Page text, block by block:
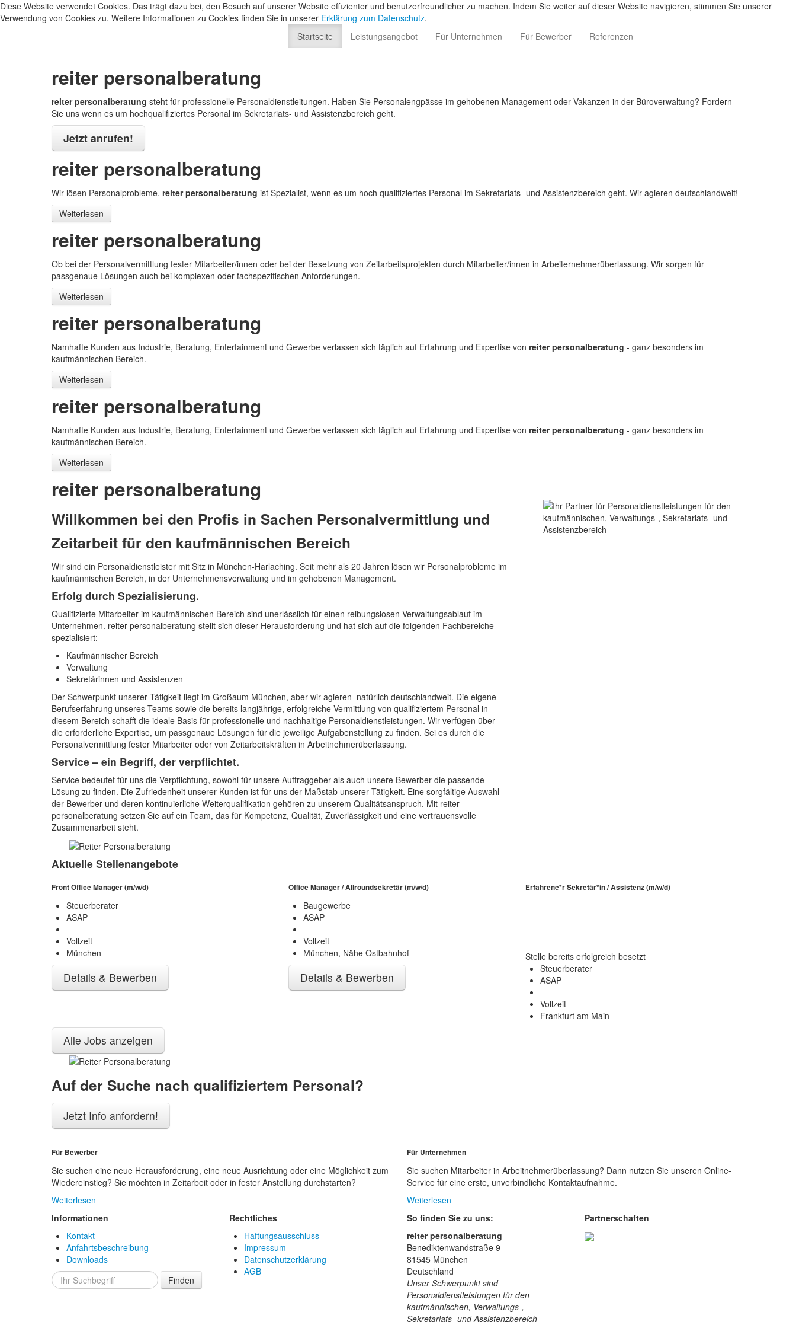
Diese Website verwendet Cookies. Das trägt dazu bei, den Besuch auf unserer Website effizienter und benutzerfreundlicher zu machen. Indem Sie weiter auf dieser Website navigieren, stimmen Sie unserer
Verwendung von Cookies zu. Weitere Informationen zu Cookies finden Sie in unserer Erklärung zum Datenschutz.
Startseite
Leistungsangebot Für Unternehmen Für Bewerber Referenzen
reiter personalberatung
reiter personalberatung steht für professionelle Personaldienstleitungen. Haben Sie Personalengpässe im gehobenen Management oder Vakanzen in der Büroverwaltung? Fordern
Sie uns wenn es um hochqualifiziertes Personal im Sekretariats- und Assistenzbereich geht.
Jetzt anrufen!
reiter personalberatung
Wir lösen Personalprobleme. reiter personalberatung ist Spezialist, wenn es um hoch qualifiziertes Personal im Sekretariats- und Assistenzbereich geht. Wir agieren deutschlandweit!
Weiterlesen
reiter personalberatung
Ob bei der Personalvermittlung fester Mitarbeiter/innen oder bei der Besetzung von Zeitarbeitsprojekten durch Mitarbeiter/innen in Arbeiternehmerüberlassung. Wir sorgen für
passgenaue Lösungen auch bei komplexen oder fachspezifischen Anforderungen.
Weiterlesen
reiter personalberatung
Namhafte Kunden aus Industrie, Beratung, Entertainment und Gewerbe verlassen sich täglich auf Erfahrung und Expertise von reiter personalberatung - ganz besonders im
kaufmännischen Bereich.
Weiterlesen
reiter personalberatung
Namhafte Kunden aus Industrie, Beratung, Entertainment und Gewerbe verlassen sich täglich auf Erfahrung und Expertise von reiter personalberatung - ganz besonders im
kaufmännischen Bereich.
Weiterlesen
reiter personalberatung
Willkommen bei den Profis in Sachen Personalvermittlung und
Zeitarbeit für den kaufmännischen Bereich
Wir sind ein Personaldienstleister mit Sitz in München-Harlaching. Seit mehr als 20 Jahren lösen wir Personalprobleme im
kaufmännischen Bereich, in der Unternehmensverwaltung und im gehobenen Management.
Erfolg durch Spezialisierung.
Qualifizierte Mitarbeiter im kaufmännischen Bereich sind unerlässlich für einen reibungslosen Verwaltungsablauf im
Unternehmen. reiter personalberatung stellt sich dieser Herausforderung und hat sich auf die folgenden Fachbereiche
spezialisiert:
Kaufmännischer Bereich
Verwaltung
Sekretärinnen und Assistenzen
Der Schwerpunkt unserer Tätigkeit liegt im Großaum München, aber wir agieren natürlich deutschlandweit. Die eigene
Berufserfahrung unseres Teams sowie die bereits langjährige, erfolgreiche Vermittlung von qualifiziertem Personal in
diesem Bereich schafft die ideale Basis für professionelle und nachhaltige Personaldienstleistungen. Wir verfügen über
die erforderliche Expertise, um passgenaue Lösungen für die jeweilige Aufgabenstellung zu finden. Sei es durch die
Personalvermittlung fester Mitarbeiter oder von Zeitarbeitskräften in Arbeitnehmerüberlassung.
Service – ein Begriff, der verpflichtet.
Service bedeutet für uns die Verpflichtung, sowohl für unsere Auftraggeber als auch unsere Bewerber die passende
Lösung zu finden. Die Zufriedenheit unserer Kunden ist für uns der Maßstab unserer Tätigkeit. Eine sorgfältige Auswahl
der Bewerber und deren kontinuierliche Weiterqualifikation gehören zu unserem Qualitätsanspruch. Mit reiter
personalberatung setzen Sie auf ein Team, das für Kompetenz, Qualität, Zuverlässigkeit und eine vertrauensvolle
Zusammenarbeit steht.
Aktuelle Stellenangebote
Front Office Manager (m/w/d)
Steuerberater
ASAP
Vollzeit
München
Details & Bewerben
Office Manager / Allroundsekretär (m/w/d)
Baugewerbe
ASAP
Vollzeit
München, Nähe Ostbahnhof
Details & Bewerben
Erfahrene*r Sekretär*in / Assistenz (m/w/d)
Stelle bereits erfolgreich besetzt
Steuerberater
ASAP
Vollzeit
Frankfurt am Main
Alle Jobs anzeigen
Auf der Suche nach qualifiziertem Personal?
Jetzt Info anfordern!
Für Bewerber
Sie suchen eine neue Herausforderung, eine neue Ausrichtung oder eine Möglichkeit zum
Wiedereinstieg? Sie möchten in Zeitarbeit oder in fester Anstellung durchstarten?
Weiterlesen
Für Unternehmen
Sie suchen Mitarbeiter in Arbeitnehmerüberlassung? Dann nutzen Sie unseren Online-
Service für eine erste, unverbindliche Kontaktaufnahme.
Weiterlesen
Informationen
Kontakt
Anfahrtsbeschreibung
Downloads
Finden
Rechtliches
Haftungsausschluss
Impressum
Datenschutzerklärung
AGB
So finden Sie zu uns:
reiter personalberatung
Benediktenwandstraße 9
81545 München
Deutschland
Unser Schwerpunkt sind
Personaldienstleistungen für den
kaufmännischen, Verwaltungs-,
Sekretariats- und Assistenzbereich
Partnerschaften